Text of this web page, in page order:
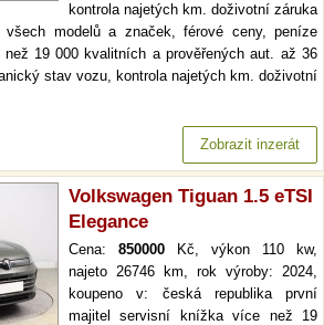
kontrola najetých km. doživotní záruka
všech modelů a značek, férové ceny, peníze
19 000 kvalitních a prověřených aut. až 36
stav vozu, kontrola najetých km. doživotní
Zobrazit inzerát
Volkswagen Tiguan 1.5 eTSI
Elegance
Cena: 850000 Kč, výkon 110 kw,
najeto 26746 km, rok výroby: 2024,
koupeno v: česká republika první
majitel servisní knížka více než 19